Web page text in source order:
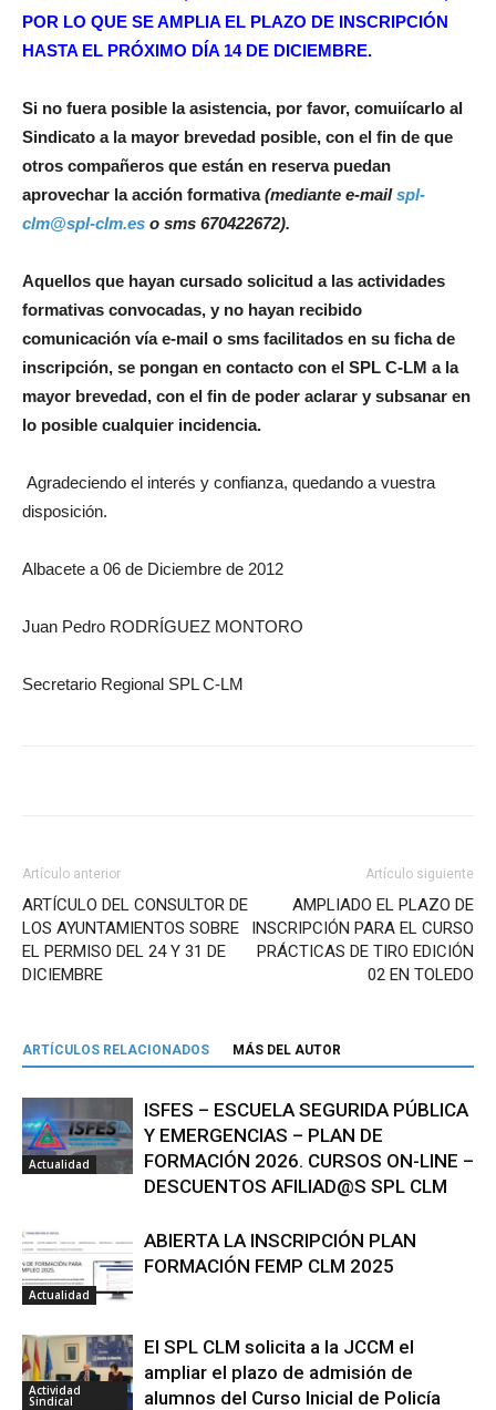
POR LO QUE SE AMPLIA EL PLAZO DE INSCRIPCIÓN
HASTA EL PRÓXIMO DÍA 14 DE DICIEMBRE.
Si no fuera posible la asistencia, por favor, comuiícarlo al
Sindicato a la mayor brevedad posible, con el fin de que
otros compañeros que están en reserva puedan
aprovechar la acción formativa(mediante e-mailspl-
clm@spl-clm.es o sms 670422672).
Aquellos que hayan cursado solicitud a las actividades
formativas convocadas, y no hayan recibido
comunicación vía e-mail o sms facilitados en su ficha de
inscripción, se pongan en contacto con el SPL C-LM a la
mayor brevedad, con el fin de poder aclarar y subsanar en
lo posible cualquier incidencia.
Agradeciendo el interés y confianza, quedando a vuestra
disposición.
Albacete a 06 de Diciembre de 2012
Juan Pedro RODRÍGUEZ MONTORO
Secretario Regional SPL C-LM
Artículo anterior
ARTÍCULO DEL CONSULTOR DE
LOS AYUNTAMIENTOS SOBRE
EL PERMISO DEL 24 Y 31 DE
DICIEMBRE
Artículo siguiente
AMPLIADO EL PLAZO DE
INSCRIPCIÓN PARA EL CURSO
PRÁCTICAS DE TIRO EDICIÓN
02 EN TOLEDO
ARTÍCULOS RELACIONADOS MÁS DEL AUTOR
Actualidad
ISFES – ESCUELA SEGURIDA PÚBLICA
Y EMERGENCIAS – PLAN DE
FORMACIÓN 2026. CURSOS ON-LINE –
DESCUENTOS AFILIAD@S SPL CLM
Actualidad
ABIERTA LA INSCRIPCIÓN PLAN
FORMACIÓN FEMP CLM 2025
Actividad
Sindical
El SPL CLM solicita a la JCCM el
ampliar el plazo de admisión de
alumnos del Curso Inicial de Policía